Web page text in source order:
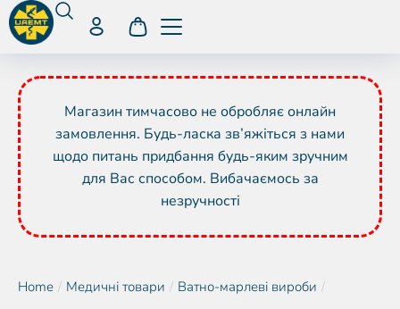
Магазин тимчасово не обробляє онлайн
замовлення. Будь-ласка зв’яжіться з нами
щодо питань придбання будь-яким зручним
для Вас способом. Вибачаємось за
незручності
You are here:
Home Медичні товари Ватно-марлеві вироби